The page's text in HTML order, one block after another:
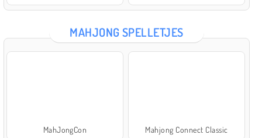
MAHJONG SPELLETJES
MahJongCon Mahjong Connect Classic